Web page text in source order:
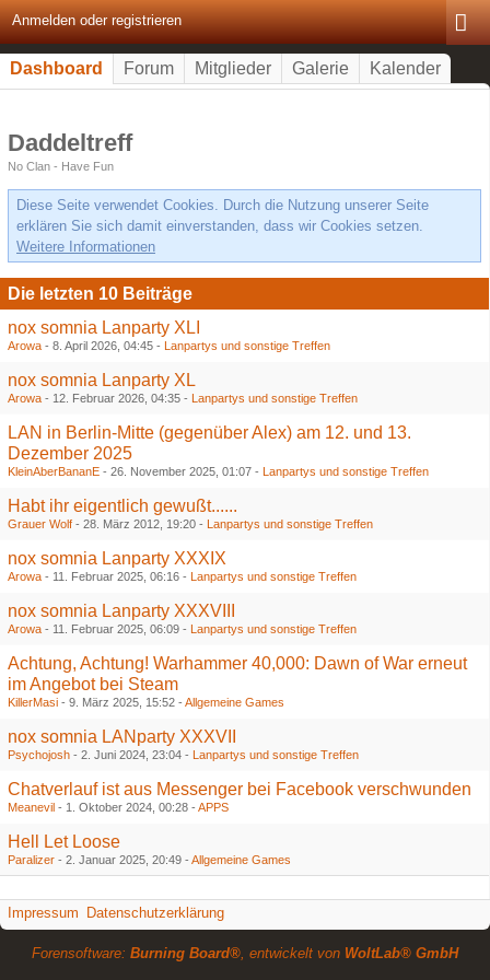
Anmelden oder registrieren
Dashboard Forum Mitglieder Galerie Kalender
Daddeltreff
No Clan - Have Fun
Diese Seite verwendet Cookies. Durch die Nutzung unserer Seite
erklären Sie sich damit einverstanden, dass wir Cookies setzen.
Weitere Informationen
Die letzten 10 Beiträge
nox somnia Lanparty XLI
Arowa - 8. April 2026, 04:45 - Lanpartys und sonstige Treffen
nox somnia Lanparty XL
Arowa - 12. Februar 2026, 04:35 - Lanpartys und sonstige Treffen
LAN in Berlin-Mitte (gegenüber Alex) am 12. und 13.
Dezember 2025
KleinAberBananE - 26. November 2025, 01:07 - Lanpartys und sonstige Treffen
Habt ihr eigentlich gewußt......
Grauer Wolf - 28. März 2012, 19:20 - Lanpartys und sonstige Treffen
nox somnia Lanparty XXXIX
Arowa - 11. Februar 2025, 06:16 - Lanpartys und sonstige Treffen
nox somnia Lanparty XXXVIII
Arowa - 11. Februar 2025, 06:09 - Lanpartys und sonstige Treffen
Achtung, Achtung! Warhammer 40,000: Dawn of War erneut
im Angebot bei Steam
KillerMasi - 9. März 2025, 15:52 - Allgemeine Games
nox somnia LANparty XXXVII
Psychojosh - 2. Juni 2024, 23:04 - Lanpartys und sonstige Treffen
Chatverlauf ist aus Messenger bei Facebook verschwunden
Meanevil - 1. Oktober 2024, 00:28 - APPS
Hell Let Loose
Paralizer - 2. Januar 2025, 20:49 - Allgemeine Games
Impressum Datenschutzerklärung
Forensoftware: Burning Board®, entwickelt von WoltLab® GmbH